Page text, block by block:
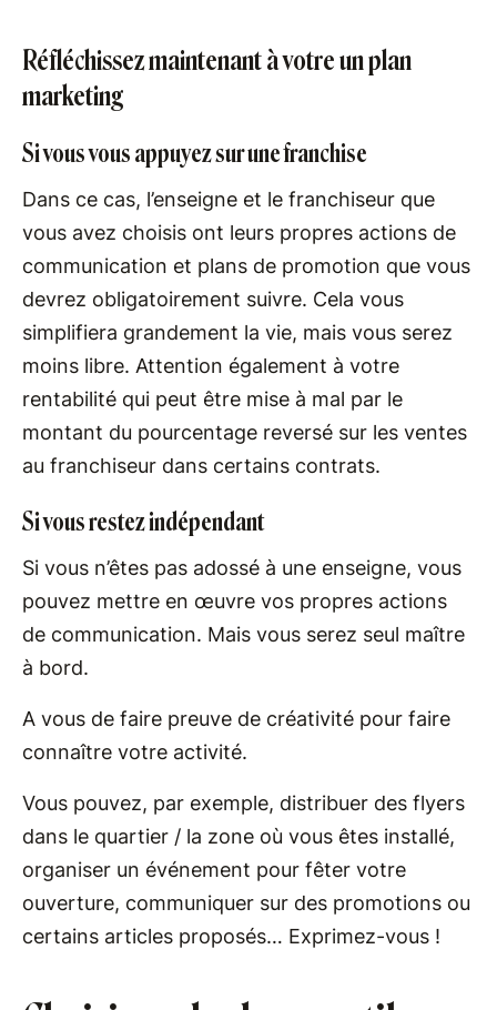
Réfléchissez maintenant à votre un plan
marketing
Si vous vous appuyez sur une franchise
Dans ce cas, l’enseigne et le franchiseur que
vous avez choisis ont leurs propres actions de
communication et plans de promotion que vous
devrez obligatoirement suivre. Cela vous
simplifiera grandement la vie, mais vous serez
moins libre. Attention également à votre
rentabilité qui peut être mise à mal par le
montant du pourcentage reversé sur les ventes
au franchiseur dans certains contrats.
Si vous restez indépendant
Si vous n’êtes pas adossé à une enseigne, vous
pouvez mettre en œuvre vos propres actions
de communication. Mais vous serez seul maître
à bord.
A vous de faire preuve de créativité pour faire
connaître votre activité.
Vous pouvez, par exemple, distribuer des flyers
dans le quartier / la zone où vous êtes installé,
organiser un événement pour fêter votre
ouverture, communiquer sur des promotions ou
certains articles proposés… Exprimez-vous !